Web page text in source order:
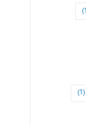
(1)